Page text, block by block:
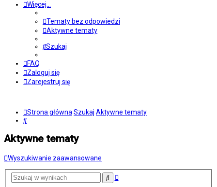
Więcej…
Tematy bez odpowiedzi
Aktywne tematy
Szukaj
FAQ
Zaloguj się
Zarejestruj się
Strona główna Szukaj Aktywne tematy
Szukaj
Aktywne tematy
Wyszukiwanie zaawansowane
SzukajWyszukiwanie